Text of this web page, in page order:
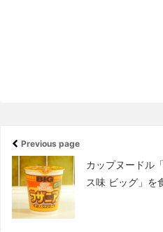
Previous page
カップヌードル
ス味 ビッグ」を